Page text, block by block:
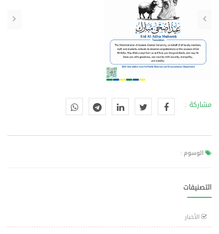
مشاركة :
الوسوم :
التصنيفات
الأخبار